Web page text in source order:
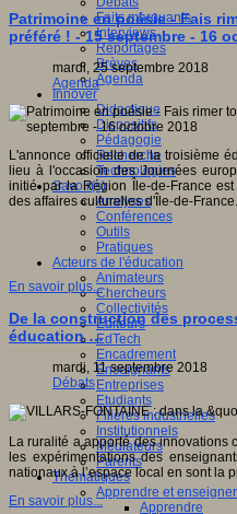
Faits marquants
Interviews
Reportages
Brèves
Agenda
Innover
Didactique
Dispositifs
Pédagogie
Recherche
Technologies
Savoir(s)
Analyses
Conférences
Outils
Pratiques
Acteurs de l'éducation
Animateurs
Chercheurs
Collectivités
Editeurs
EdTech
Encadrement
Enseignants
Entreprises
Etudiants
Filières industrielles
Institutionnels
Médiateurs
Parents
Thématiques
Apprendre et enseigner
Apprendre
Patrimoine en poésie - Fais
préféré ! - 15 septembre - 16
mardi, 25 septembre 2018
Agenda
L'annonce officielle de la troisième
lieu à l'occasion des Journées
initié par la Région Île-de-France
des affaires culturelles d'Île-de-France.
En savoir plus...
De la construction des
éducation …
mardi, 11 septembre 2018
Débats
La ruralité a apporté des innovations
les expérimentations des
nationaux à l’espace local en sont la
En savoir plus...